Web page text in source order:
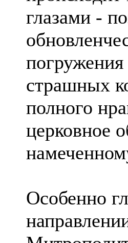
глазами -
страшных
полного
церковное
Особенно